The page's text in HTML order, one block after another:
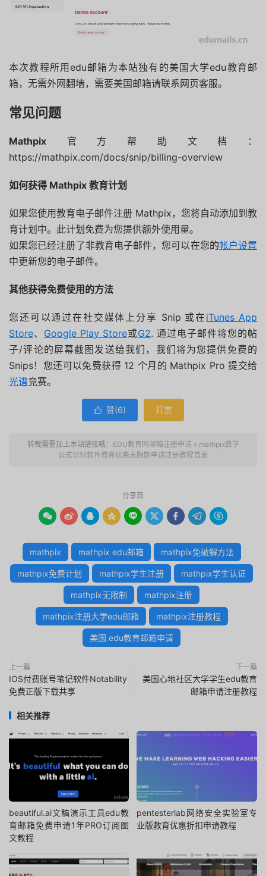
本次教程所用edu邮箱为本站独有的美国大学edu教育邮
箱，无需外网翻墙，需要美国邮箱请联系网页客服。
常见问题
Mathpix 官方帮助文档：
https://mathpix.com/docs/snip/billing-overview
如何获得 Mathpix 教育计划
如果您使用教育电子邮件注册 Mathpix，您将自动添加到教
育计划中。此计划免费为您提供额外使用量。
如果您已经注册了非教育电子邮件，您可以在您的帐户设置
中更新您的电子邮件。
其他获得免费使用的方法
您还可以通过在社交媒体上分享 Snip 或在 iTunes App
Store、 Google Play Store或G2. 通过电子邮件将您的帖
子/评论的屏幕截图发送给我们，我们将为您提供免费的
Snips！您还可以免费获得 12 个月的 Mathpix Pro 提交给
光谱竞赛。
 赞(6) 打赏
转载需要加上本站链接哦： EDU教育网邮箱注册申请 » mathpix数学
公式识别软件教育优惠无限制申请注册教程首发
分享到
        
mathpix mathpix edu邮箱 mathpix免破解方法
mathpix免费计划 mathpix学生注册 mathpix学生认证
mathpix无限制 mathpix注册
mathpix注册大学edu邮箱 mathpix注册教程
美国.edu教育邮箱申请
上一篇
IOS付费账号笔记软件Notability
免费正版下载共享
下一篇
美国心地社区大学学生edu教育
邮箱申请注册教程
相关推荐
beautiful.ai文稿演示工具edu教
育邮箱免费申请1年PRO订阅图
文教程
pentesterlab网络安全实验室专
业版教育优惠折扣申请教程